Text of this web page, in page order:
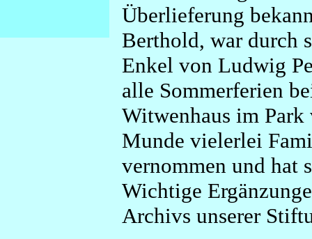
Überlieferung
Berthold, war durch
Enkel von Ludwig
alle Sommerferien
Witwenhaus im Park
Munde vielerlei
vernommen und hat
Wichtige
Archivs unserer